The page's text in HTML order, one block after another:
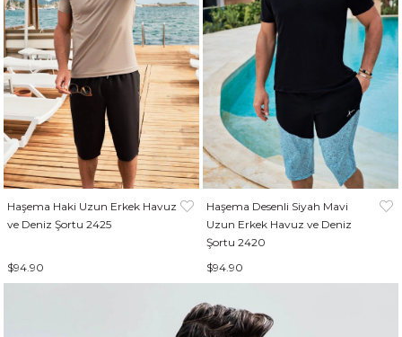
Haşema Haki Uzun Erkek Havuz
ve Deniz Şortu 2425
$94.90
Haşema Desenli Siyah Mavi
Uzun Erkek Havuz ve Deniz
Şortu 2420
$94.90